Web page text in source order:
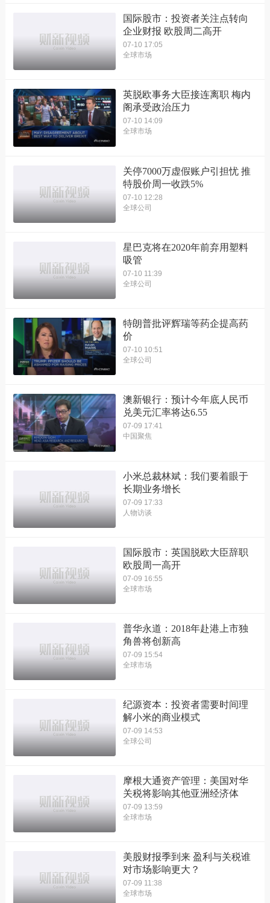
国际股市：投资者关注点转向
企业财报 欧股周二高开
07-10 17:05
全球市场
英脱欧事务大臣接连离职 梅内
阁承受政治压力
07-10 14:09
全球市场
关停7000万虚假账户引担忧 推
特股价周一收跌5%
07-10 12:28
全球公司
星巴克将在2020年前弃用塑料
吸管
07-10 11:39
全球公司
特朗普批评辉瑞等药企提高药
价
07-10 10:51
全球公司
澳新银行：预计今年底人民币
兑美元汇率将达6.55
07-09 17:41
中国聚焦
小米总裁林斌：我们要着眼于
长期业务增长
07-09 17:33
人物访谈
国际股市：英国脱欧大臣辞职
欧股周一高开
07-09 16:55
全球市场
普华永道：2018年赴港上市独
角兽将创新高
07-09 15:54
全球市场
纪源资本：投资者需要时间理
解小米的商业模式
07-09 14:53
全球公司
摩根大通资产管理：美国对华
关税将影响其他亚洲经济体
07-09 13:59
全球市场
美股财报季到来 盈利与关税谁
对市场影响更大？
07-09 11:38
全球市场